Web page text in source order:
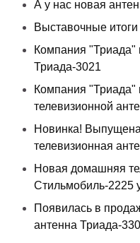
А у нас новая
Выставочные
Компания "Триада"
Триада-3021
Компания "Триада"
телевизионной
Новинка!
телевизионная
Новая домашняя
Стильмобиль-2225
Появилась в
антенна Триада-